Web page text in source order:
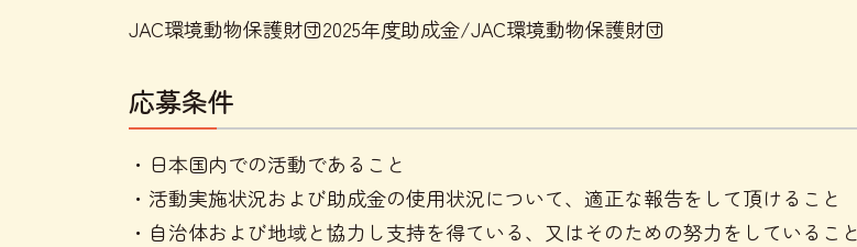
JAC環境動物保護財団2025年度助成金/JAC環境動物保護財団
応募条件
・日本国内での活動であること
・活動実施状況および助成金の使用状況について、適正な報告をして頂けること
・自治体および地域と協力し支持を得ている、又はそのための努力をしていること